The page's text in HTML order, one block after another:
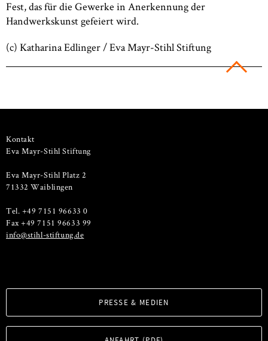
Fest, das für die Gewerke in Anerkennung der
Handwerkskunst gefeiert wird.
(c) Katharina Edlinger / Eva Mayr-Stihl Stiftung
Kontakt
Eva Mayr-Stihl Stiftung
Eva Mayr-Stihl Platz 2
71332 Waiblingen
Tel. +49 7151 96633 0
Fax +49 7151 96633 99
info@stihl-stiftung.de
PRESSE & MEDIEN